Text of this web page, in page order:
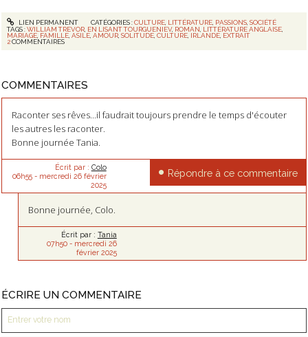
LIEN PERMANENT CATÉGORIES :CULTURE, LITTÉRATURE, PASSIONS, SOCIÉTÉ
TAGS :WILLIAM TREVOR, EN LISANT TOURGUENIEV, ROMAN, LITTÉRATURE ANGLAISE,
MARIAGE, FAMILLE,ASILE,AMOUR,SOLITUDE,CULTURE, IRLANDE, EXTRAIT
2COMMENTAIRES
COMMENTAIRES
Raconter ses rêves...il faudrait toujours prendre le temps d'écouter
les autres les raconter.
Bonne journée Tania.
Écrit par : Colo
06h55- mercredi 26 février
2025
Répondre à ce commentaire
Bonne journée, Colo.
Écrit par : Tania
07h50- mercredi 26
février 2025
ÉCRIRE UN COMMENTAIRE